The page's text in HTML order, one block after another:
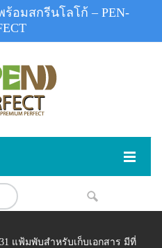
แฟ้มพับสำหรับเก็บเอกสาร มีที่
อมสกรีนโลโก้ – PEN-